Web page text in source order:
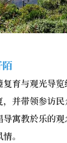
育与观光导
，并带领参访
寓教於乐的
。